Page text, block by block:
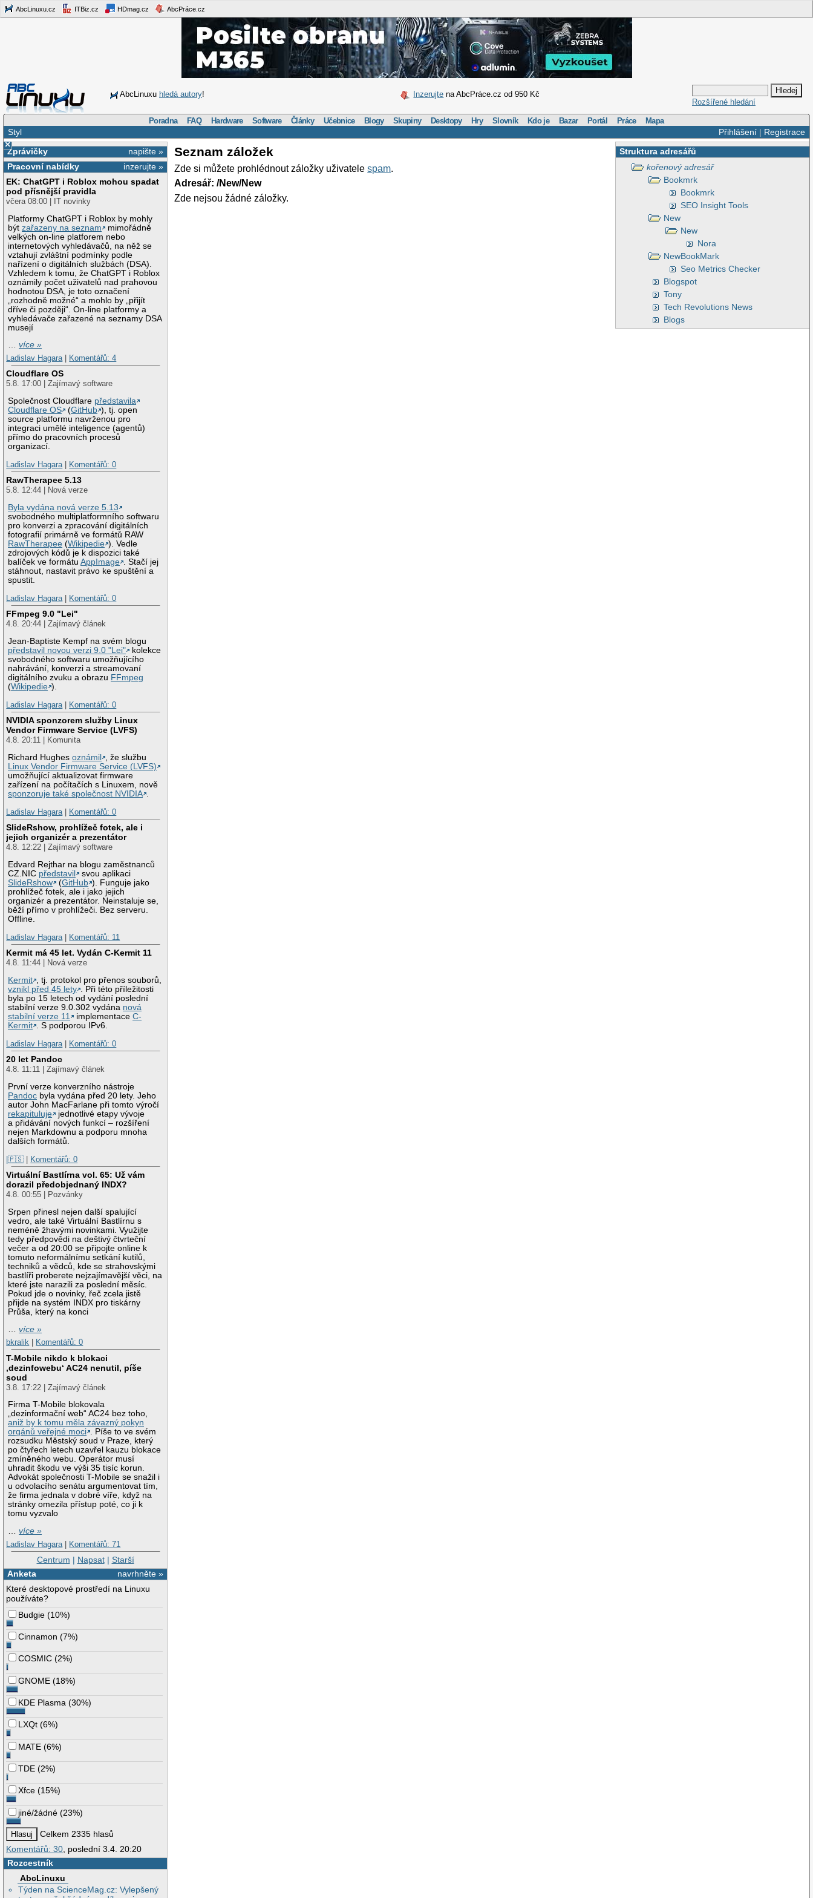
AbcLinuxu.cz ITBiz.cz HDmag.cz AbcPráce.cz
AbcLinuxu hledá autory! Inzerujte na AbcPráce.cz od 950 Kč
Rozšířené hledání
Poradna FAQ Hardware Software Články Učebnice Blogy Skupiny Desktopy Hry Slovník Kdo je Bazar Portál Práce Mapa
Přihlášení| Registrace
Styl
×
napište »
Zprávičky
inzerujte »
Pracovní nabídky
EK: ChatGPT i Roblox mohou spadat
pod přísnější pravidla
včera 08:00 | IT novinky
Platformy ChatGPT i Roblox by mohly
býtzařazeny na seznam
mimořádně
velkých on-line platforem nebo
internetových vyhledávačů, na něž se
vztahují zvláštní podmínky podle
nařízení o digitálních službách (DSA).
Vzhledem k tomu, že ChatGPT i Roblox
oznámily počet uživatelů nad prahovou
hodnotou DSA, je toto označení
„rozhodně možné“ a mohlo by „přijít
dříve či později“. On-line platformy a
vyhledávače zařazené na seznamy DSA
musejí
…více »
Ladislav Hagara
Komentářů: 4
Cloudflare OS
5.8. 17:00 | Zajímavý software
Společnost Cloudflare představila
Cloudflare OS
(GitHub ), tj. open
source platformu navrženou pro
integraci umělé inteligence (agentů)
přímo do pracovních procesů
organizací.
Ladislav Hagara
Komentářů: 0
RawTherapee 5.13
5.8. 12:44 | Nová verze
Byla vydána nová verze 5.13
svobodného multiplatformního softwaru
pro konverzi a zpracování digitálních
fotografií primárně ve formátů RAW
RawTherapee (Wikipedie ). Vedle
zdrojových kódů je k dispozici také
balíček ve formátuAppImage . Stačí jej
stáhnout, nastavit právo ke spuštění a
spustit.
Ladislav Hagara
Komentářů: 0
FFmpeg 9.0 "Lei"
4.8. 20:44 | Zajímavý článek
Jean-Baptiste Kempf na svém blogu
představil novou verzi 9.0 "Lei"
kolekce
svobodného softwaru umožňujícího
nahrávání, konverzi a streamovaní
digitálního zvuku a obrazu FFmpeg
(Wikipedie ).
Ladislav Hagara
Komentářů: 0
NVIDIA sponzorem služby Linux
Vendor Firmware Service (LVFS)
4.8. 20:11 | Komunita
Richard Hughesoznámil
, že službu
Linux Vendor Firmware Service (LVFS)
umožňující aktualizovat firmware
zařízení na počítačích s Linuxem, nově
sponzoruje také společnost NVIDIA .
Ladislav Hagara | Komentářů: 0
SlideRshow, prohlížeč fotek, ale i
jejich organizér a prezentátor
4.8. 12:22 | Zajímavý software
Edvard Rejthar na blogu zaměstnanců
CZ.NIC představil
svou aplikaci
SlideRshow
(GitHub ). Funguje jako
prohlížeč fotek, ale i jako jejich
organizér a prezentátor. Neinstaluje se,
běží přímo v prohlížeči. Bez serveru.
Offline.
Ladislav Hagara | Komentářů: 11
Kermit má 45 let. Vydán C-Kermit 11
4.8. 11:44 | Nová verze
Kermit , tj. protokol pro přenos souborů,
vznikl před 45 lety . Při této příležitosti
byla po 15 letech od vydání poslední
stabilní verze 9.0.302 vydána nová
stabilní verze 11
implementaceC-
Kermit . S podporou IPv6.
Ladislav Hagara | Komentářů: 0
20 let Pandoc
4.8. 11:11 | Zajímavý článek
První verze konverzního nástroje
Pandoc byla vydána před 20 lety. Jeho
autor John MacFarlane při tomto výročí
rekapituluje
jednotlivé etapy vývoje
a přidávání nových funkcí – rozšíření
nejen Markdownu a podporu mnoha
dalších formátů.
|🇵🇸 | Komentářů: 0
Virtuální Bastlírna vol. 65: Už vám
dorazil předobjednaný INDX?
4.8. 00:55 | Pozvánky
Srpen přinesl nejen další spalující
vedro, ale také Virtuální Bastlírnu s
neméně žhavými novinkami. Využijte
tedy předpovědi na deštivý čtvrteční
večer a od 20:00 se připojte online k
tomuto neformálnímu setkání kutilů,
techniků a vědců, kde se strahovskými
bastlíři proberete nejzajímavější věci, na
které jste narazili za poslední měsíc.
Pokud jde o novinky, řeč zcela jistě
přijde na systém INDX pro tiskárny
Průša, který na konci
…více »
bkralik
Komentářů: 0
T-Mobile nikdo k blokaci
‚dezinfowebu‘ AC24 nenutil, píše
soud
3.8. 17:22 | Zajímavý článek
Firma T-Mobile blokovala
„dezinformační web“ AC24 bez toho,
aniž by k tomu měla závazný pokyn
orgánů veřejné moci . Píše to ve svém
rozsudku Městský soud v Praze, který
po čtyřech letech uzavřel kauzu blokace
zmíněného webu. Operátor musí
uhradit škodu ve výši 35 tisíc korun.
Advokát společnosti T-Mobile se snažil i
u odvolacího senátu argumentovat tím,
že firma jednala v dobré víře, když na
stránky omezila přístup poté, co ji k
tomu vyzvalo
…více »
Ladislav Hagara | Komentářů: 71
Centrum | Napsat| Starší
navrhněte »
Anketa
Které desktopové prostředí na Linuxu
používáte?
Budgie (10%)
Cinnamon (7%)
COSMIC (2%)
GNOME (18%)
KDE Plasma (30%)
LXQt (6%)
MATE (6%)
TDE (2%)
Xfce (15%)
jiné/žádné (23%)
Celkem 2335 hlasů
Komentářů: 30, poslední 3.4. 20:20
Rozcestník
AbcLinuxu
Týden na ScienceMag.cz: Vylepšený
Struktura adresářů
kořenový adresář
Bookmrk
Bookmrk
SEO Insight Tools
New
New
Nora
NewBookMark
Seo Metrics Checker
Blogspot
Tony
Tech Revolutions News
Blogs
Seznam záložek
Zde si můžete prohlédnout záložky uživatelespam.
Adresář: /New/New
Zde nejsou žádné záložky.